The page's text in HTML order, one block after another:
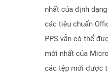
nhất của định
các tiêu chuẩn
PPS vẫn có thể
mới nhất của
các tệp mới được